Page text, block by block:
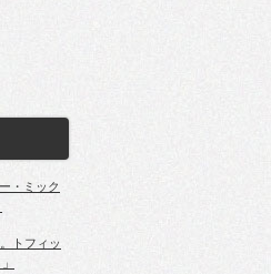
・ミック
トフィッ